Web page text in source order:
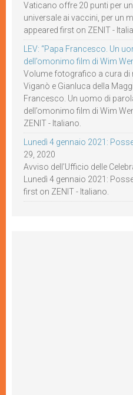
Vaticano offre 20 punti per
universale ai vaccini, per un
appeared first on ZENIT -
LEV: “Papa Francesco. Un
dell’omonimo film di Wim
Volume fotografico a cura
Viganò e Gianluca della
Francesco. Un uomo di
dell’omonimo film di Wim
ZENIT - Italiano.
Lunedì 4 gennaio 2021:
29, 2020
Avviso dell’Ufficio delle
Lunedì 4 gennaio 2021:
first on ZENIT - Italiano.